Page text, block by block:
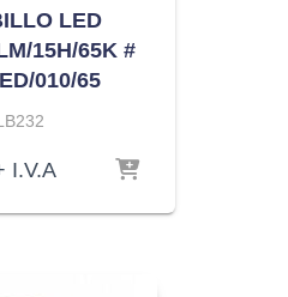
LED
15H/65K #
010/65
I.V.A